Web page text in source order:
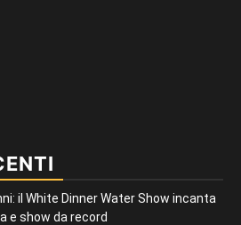
il White Dinner Water Show incanta
e show da record